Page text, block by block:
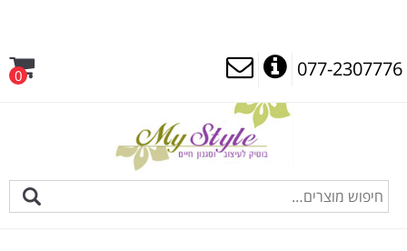
077-2307776
0